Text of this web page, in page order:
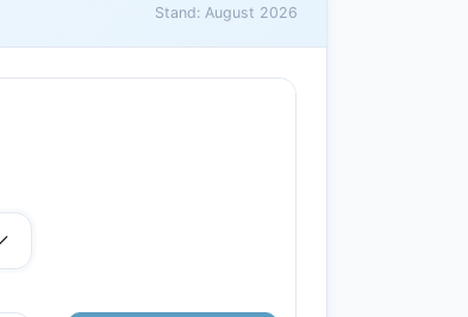
Stand: August 2026